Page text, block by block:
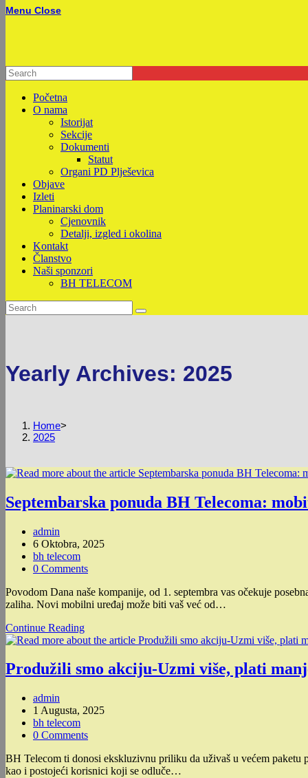
Menu Close
Početna
O nama
Istorijat
Sekcije
Dokumenti
Statut
Organi PD Plješevica
Objave
Izleti
Planinarski dom
Cjenovnik
Detalji, izgled i okolina
Kontakt
Članstvo
Naši sponzori
BH TELECOM
Yearly Archives: 2025
Home>
2025
Septembarska ponuda BH Telecoma:
Post
author:
admin
Post
published:
6 Oktobra, 2025
Post
category:
bh telecom
Post
0 Comments
Povodom Dana naše kompanije, od 1. septembra vas očekuje
zaliha. Novi mobilni uređaj može biti vaš već od…
Continue ReadingSeptembarska
ponuda
Telecoma:
mobiteli
0,99
mjesečno!
Produžili smo akciju-Uzmi više, plati
Post
author:
admin
Post
published:
1 Augusta, 2025
Post
category:
bh telecom
Post
0 Comments
BH Telecom ti donosi ekskluzivnu priliku da uživaš u većem
kao i postojeći korisnici koji se odluče…